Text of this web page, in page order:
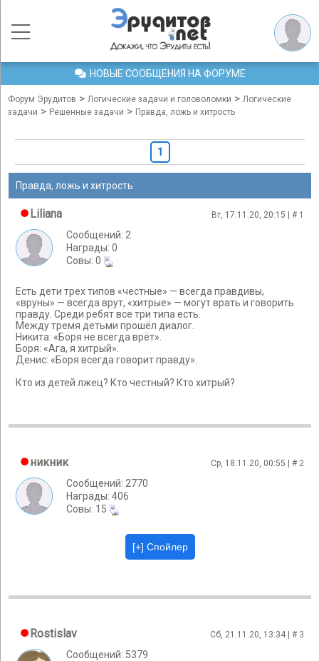
НОВЫЕ СООБЩЕНИЯ НА ФОРУМЕ
Форум Эрудитов > Логические задачи и головоломки > Логические
задачи > Решенные задачи > Правда, ложь и хитрость
1
Правда, ложь и хитрость
Liliana Вт, 17.11.20, 20:15 | # 1
Сообщений: 2
Награды: 0
Cовы: 0
Есть дети трех типов «честные» — всегда правдивы,
«вруны» — всегда врут, «хитрые» — могут врать и говорить
правду. Среди ребят все три типа есть.
Между тремя детьми прошёл диалог.
Никита: «Боря не всегда врёт».
Боря: «Ага, я хитрый».
Денис: «Боря всегда говорит правду».
Кто из детей лжец? Кто честный? Кто хитрый?
никник Ср, 18.11.20, 00:55 | # 2
Сообщений: 2770
Награды: 406
Cовы: 15
Rostislav Сб, 21.11.20, 13:34 | # 3
Сообщений: 5379